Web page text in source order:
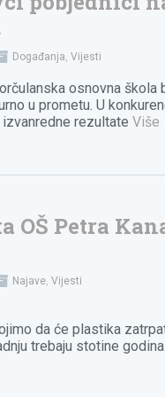
Događanja ,Vijesti
osnovna škola
u prometu. U
izvanredne rezultateViše
OŠ Petra
Najave ,Vijesti
da će plastika
trebaju stotine